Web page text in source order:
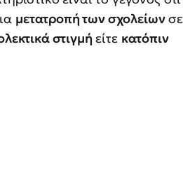
μετατροπή των σχολείωνσε
στιγμή είτε κατόπιν